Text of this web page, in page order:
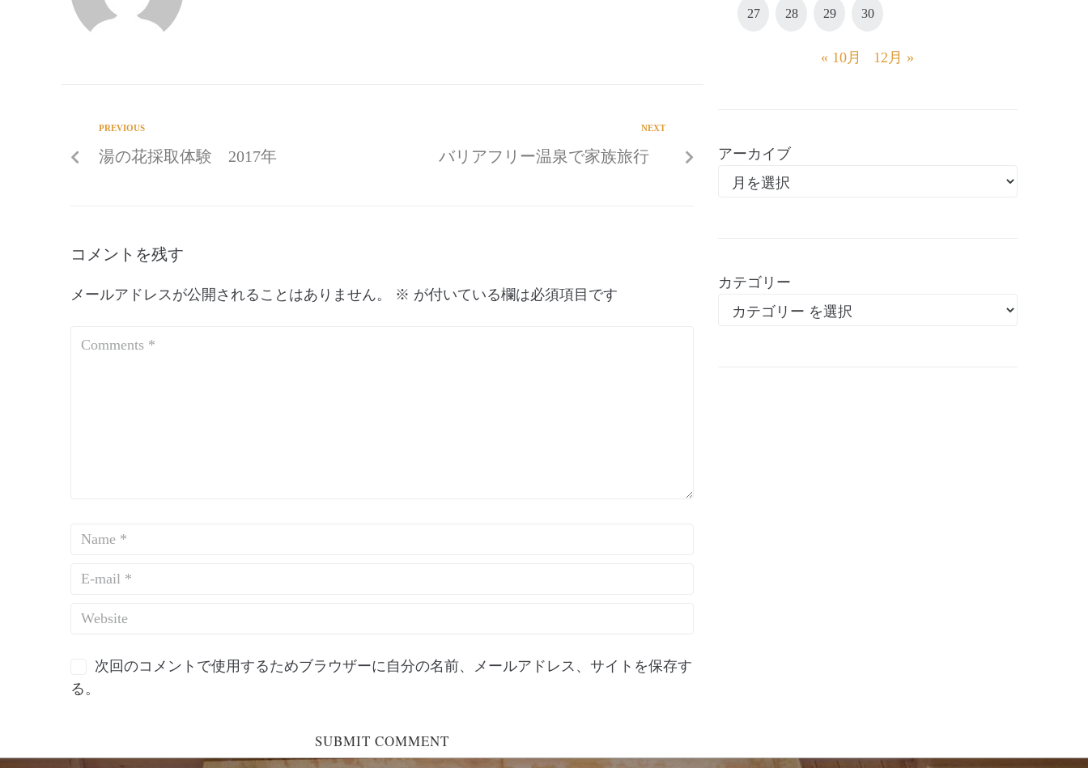
PREVIOUS
湯の花採取体験 2017年
NEXT
バリアフリー温泉で家族旅行
コメントを残す
メールアドレスが公開されることはありません。 ※ が付いている欄は必須項目です
次回のコメントで使用するためブラウザーに自分の名前、メールアドレス、サイトを保存す
る。
27 28 29 30
« 10月 12月 »
アーカイブ
カテゴリー